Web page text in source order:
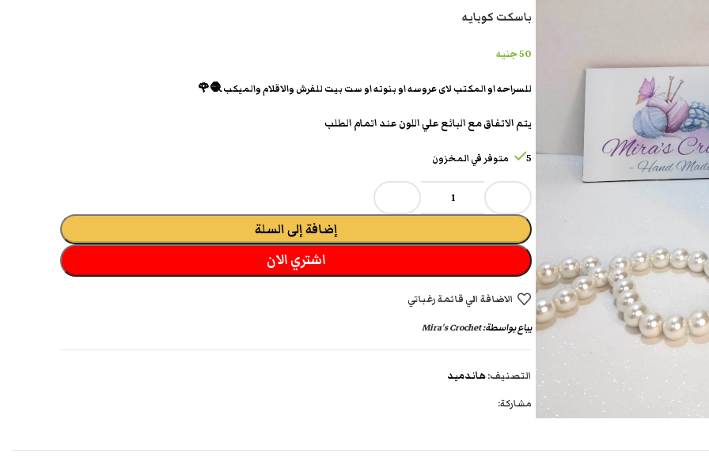
باسكت كوبايه
50جنيه
للسراحه او المكتب لاى عروسه او بنوته او ست بيت للفرش والاقلام والميكب 🧶🌹
يتم الاتفاق مع البائع علي اللون عند اتمام الطلب
5 متوفر في المخزون
إضافة إلى السلة
اشتري الان
الاضافة الي قائمة رغباتي
يباع بواسطة:Mira's Crochet
التصنيف:هاندميد
مشاركة: